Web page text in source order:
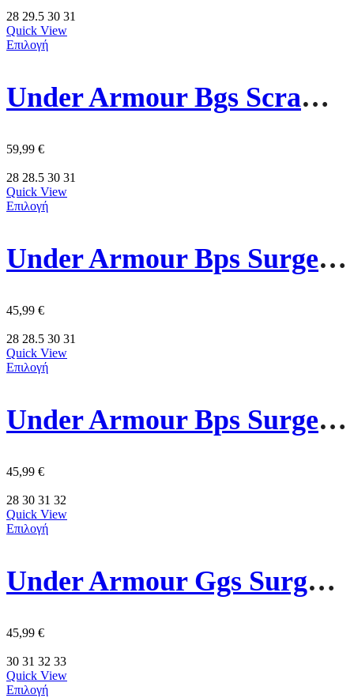
28 29.5 30 31
Quick View
Επιλογή
Under Armour Bgs Scramjet 7 Παιδικα Παπούτσια 6006928-017 Πορτοκαλι
59,99 €
28 28.5 30 31
Quick View
Επιλογή
Under Armour Bps Surge 4 Παιδικα Παπούτσια 3027104-013 Γκρι/Κιτρινο
45,99 €
28 28.5 30 31
Quick View
Επιλογή
Under Armour Bps Surge 4 Ac Παιδικα Παπούτσια 3027104-026 Γκρι
45,99 €
28 30 31 32
Quick View
Επιλογή
Under Armour Ggs Surge 4 Παιδικα Παπουτσια 3027109-703 Πρασινα
45,99 €
30 31 32 33
Quick View
Επιλογή